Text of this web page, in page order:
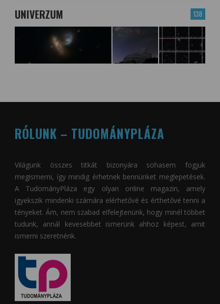
138
UNIVERZUM
RÓLUNK – TUDOMÁNYPLÁZA
Világunk összes titkát bizonyára sohasem fogjuk
megismerni, így mindig érhetnek bennünket meglepetések.
A TudományPláza egy olyan online magazin, amely
igyekszik mindenki számára elérhetővé és érthetővé tenni a
tényeket. Ám, nem szabad elfelejtenünk, hogy minél többet
tudunk, annál kevesebbet ismerünk ahhoz képest, amit
ismerni szeretnénk.